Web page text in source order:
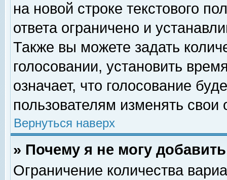
на новой строке текстового
ответа ограничено и
Также вы можете задать
голосовании, установить
означает, что голосование
пользователям изменять свои
Вернуться наверх
» Почему я не могу
Ограничение количества